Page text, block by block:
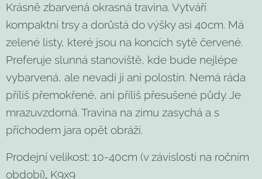
Krásně zbarvená okrasná travina. Vytváří
kompaktní trsy a dorůstá do výšky asi 40cm. Má
zelené listy, které jsou na koncích sytě červené.
Preferuje slunná stanoviště, kde bude nejlépe
vybarvená, ale nevadí ji ani polostín. Nemá ráda
příliš přemokřené, ani příliš přesušené půdy. Je
mrazuvzdorná. Travina na zimu zasychá a s
příchodem jara opět obráží.
Prodejní velikost: 10-40cm (v závislosti na ročním
období), K9x9